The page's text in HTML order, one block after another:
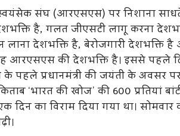
स्वयंसेक संघ (आरएसएस) पर निशाना
है, गलत जीएसटी लागू करना
देशभक्ति है, बेरोजगारी देशभक्ति
आरएसएस की देशभक्ति है। इससे पहले
पहले प्रधानमंत्री की जयंती के अवसर पर
‘भारत की खोज’ की 600 प्रतियां
एक दिन का विराम दिया गया था।